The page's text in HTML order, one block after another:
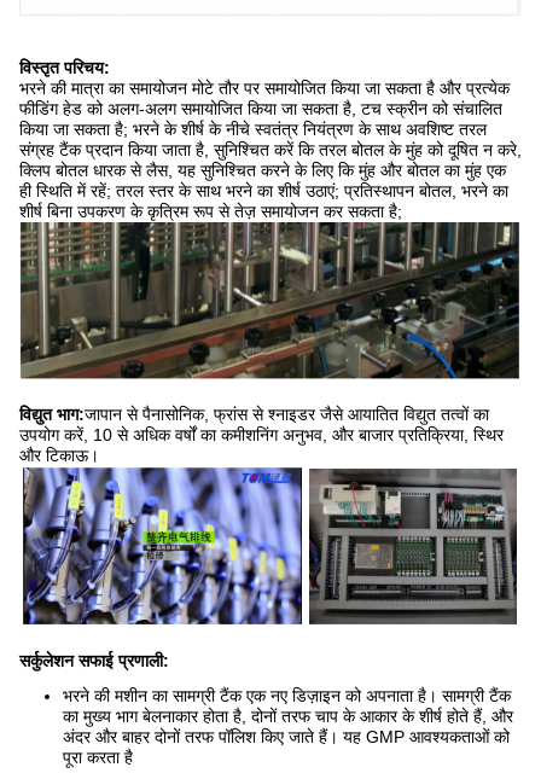
विस्तृत परिचय:
भरने की मात्रा का समायोजन मोटे तौर पर समायोजित किया जा सकता है और प्रत्येक
फीडिंग हेड को अलग-अलग समायोजित किया जा सकता है, टच स्क्रीन को संचालित
किया जा सकता है; भरने के शीर्ष के नीचे स्वतंत्र नियंत्रण के साथ अवशिष्ट तरल
संग्रह टैंक प्रदान किया जाता है, सुनिश्चित करें कि तरल बोतल के मुंह को दूषित न करे,
क्लिप बोतल धारक से लैस, यह सुनिश्चित करने के लिए कि मुंह और बोतल का मुंह एक
ही स्थिति में रहें; तरल स्तर के साथ भरने का शीर्ष उठाएं; प्रतिस्थापन बोतल, भरने का
शीर्ष बिना उपकरण के कृत्रिम रूप से तेज़ समायोजन कर सकता है;
विद्युत भाग:जापान से पैनासोनिक, फ्रांस से श्नाइडर जैसे आयातित विद्युत तत्वों का
उपयोग करें, 10 से अधिक वर्षों का कमीशनिंग अनुभव, और बाजार प्रतिक्रिया, स्थिर
और टिकाऊ।
सर्कुलेशन सफाई प्रणाली:
भरने की मशीन का सामग्री टैंक एक नए डिज़ाइन को अपनाता है। सामग्री टैंक
का मुख्य भाग बेलनाकार होता है, दोनों तरफ चाप के आकार के शीर्ष होते हैं, और
अंदर और बाहर दोनों तरफ पॉलिश किए जाते हैं। यह GMP आवश्यकताओं को
पूरा करता है